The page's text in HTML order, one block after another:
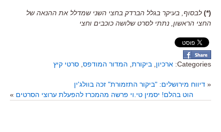
(*) לבסוף, בעיקר בגלל הברדק בחצי השני שמדלל את ההנאה של
החצי הראשון, נתתי לסרט שלושה כוכבים וחצי
Categories: ארכיון ביקורת המדור המודפס סרטי קיץ
« דיווח מירושלים: "ביקור התזמורת" זכה בוולג'ין
הוט בהלם! יסמין טי.וי פרשה מהמכרז להפעלת ערוצי הסרטים »